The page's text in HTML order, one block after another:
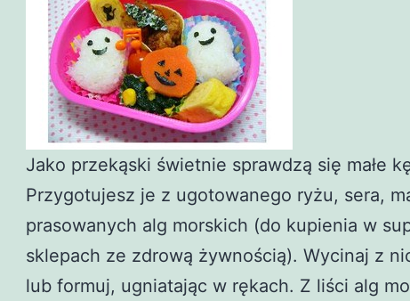
Jako przekąski świetnie sprawdzą się małe
Przygotujesz je z ugotowanego ryżu, sera,
prasowanych alg morskich (do kupienia w
sklepach ze zdrową żywnością). Wycinaj z
lub formuj, ugniatając w rękach. Z liści alg